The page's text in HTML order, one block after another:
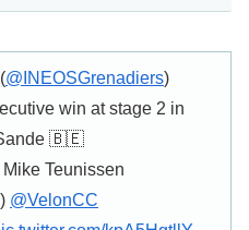
@INEOSGrenadiers)
win at stage 2 in
Sande 🇧🇪
Teunissen
) @VelonCC